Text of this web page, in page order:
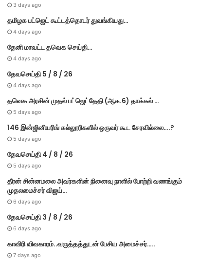
3 days ago
தமிழக பட்ஜெட் கூட்டத்தொடர் துவங்கியது…
4 days ago
தேனி மாவட்ட தவெக செய்தி…
4 days ago
தேவசெய்தி 5 / 8 / 26
4 days ago
தவெக அரசின் முதல் பட்​ஜெட்தேதி (ஆக.6) தாக்​கல் …
5 days ago
146 இன்ஜினியரிங் கல்லூரிகளில் ஒருவர் கூட சேரவில்லை….?
5 days ago
தேவசெய்தி 4 / 8 / 26
5 days ago
தீரன் சின்னமலை அவர்களின் நினைவு நாளில் போற்றி வணங்கும்
முதலமைச்சர் விஜய்…
6 days ago
தேவசெய்தி 3 / 8 / 26
6 days ago
காவிரி விவகாரம்..வருத்தத்துடன் பேசிய அமைச்சர்…..
7 days ago